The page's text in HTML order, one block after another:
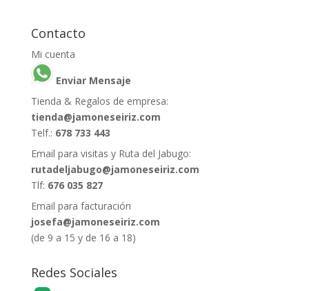
Contacto
Mi cuenta
Enviar Mensaje
Tienda & Regalos de empresa:
tienda@jamoneseiriz.com
Telf.: 678 733 443
Email para visitas y Ruta del Jabugo:
rutadeljabugo@jamoneseiriz.com
Tlf: 676 035 827
Email para facturación
josefa@jamoneseiriz.com
(de 9 a 15 y de 16 a 18)
Redes Sociales